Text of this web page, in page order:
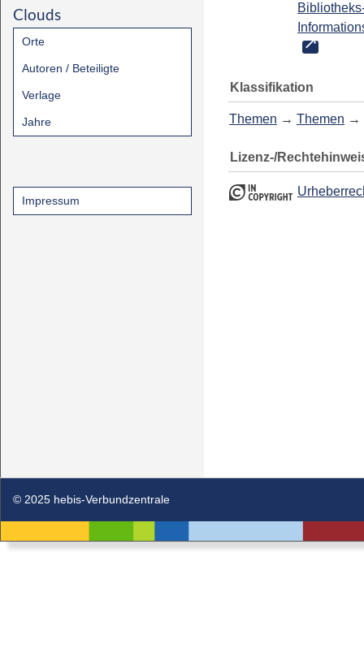
Clouds
Orte
Autoren / Beteiligte
Verlage
Jahre
Impressum
Klassifikation
Themen → Themen →
Lizenz-/
© 2025 hebis-Verbundzentrale